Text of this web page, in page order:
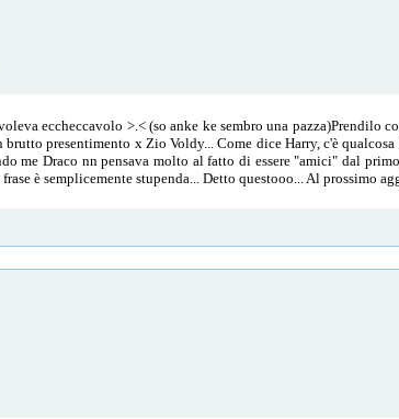
eccheccavolo >.< (so anke ke sembro una pazza)Prendilo
presentimento x Zio Voldy... Come dice Harry, c'è qualcosa
me Draco nn pensava molto al fatto di essere "amici" dal
è semplicemente stupenda... Detto questooo... Al prossimo